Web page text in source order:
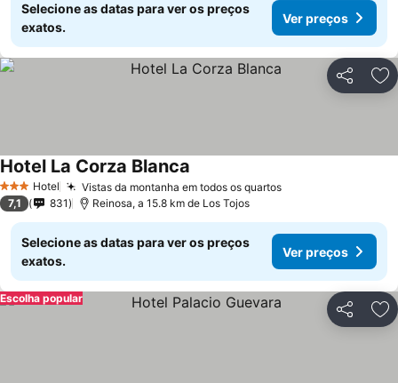
Selecione as datas para ver os preços
exatos.
Ver preços
Partilhar
3 EstrelasHotel Vistas da montanha em todos os quartos
Hotel La Corza Blanca
7,1 831 Reinosa, a 15.8 km de Los Tojos
Selecione as datas para ver os preços
exatos.
Ver preços
Partilhar
Escolha popular